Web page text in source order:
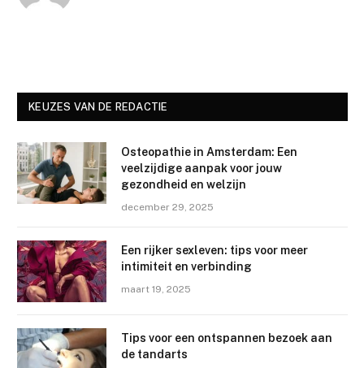
KEUZES VAN DE REDACTIE
Osteopathie in Amsterdam: Een
veelzijdige aanpak voor jouw
gezondheid en welzijn
december 29, 2025
Een rijker sexleven: tips voor meer
intimiteit en verbinding
maart 19, 2025
Tips voor een ontspannen bezoek aan
de tandarts